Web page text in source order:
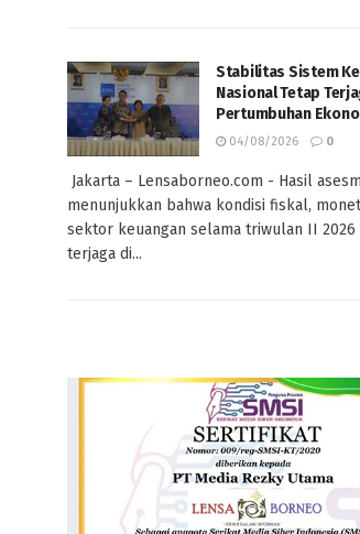
Stabilitas Sistem
Nasional Tetap
Pertumbuhan
04/08/2026 0
Jakarta – Lensaborneo.com - Hasil
menunjukkan bahwa kondisi fiskal,
sektor keuangan selama triwulan II 2026
terjaga di...